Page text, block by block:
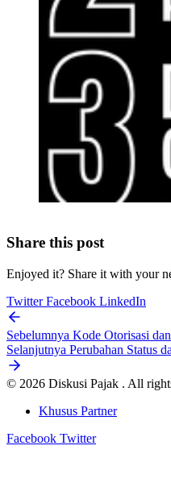
Share this post
Enjoyed it? Share it with your
TwitterFacebook LinkedIn
Sebelumnya Kode Otorisasi
Selanjutnya Perubahan Status
© 2026 Diskusi Pajak . All
Khusus Partner
Facebook Twitter